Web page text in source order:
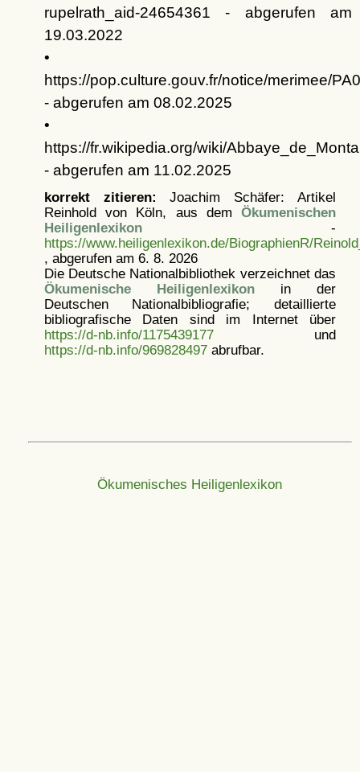
rupelrath_aid-24654361 - abgerufen am
19.03.2022
•
https://pop.culture.gouv.fr/notice/merimee/
- abgerufen am 08.02.2025
•
https://fr.wikipedia.org/wiki/
- abgerufen am 11.02.2025
korrekt zitieren: Joachim Schäfer: Artikel
Reinhold von Köln, aus dem Ökumenischen
Heiligenlexikon-
https://www.heiligenlexikon.de/BiographienR/
, abgerufen am 6. 8. 2026
Die Deutsche Nationalbibliothek verzeichnet das
Ökumenische Heiligenlexikonin der
Deutschen Nationalbibliografie; detaillierte
bibliografische Daten sind im Internet über
https://d-nb.info/1175439177und
https://d-nb.info/969828497abrufbar.
Ökumenisches Heiligenlexikon